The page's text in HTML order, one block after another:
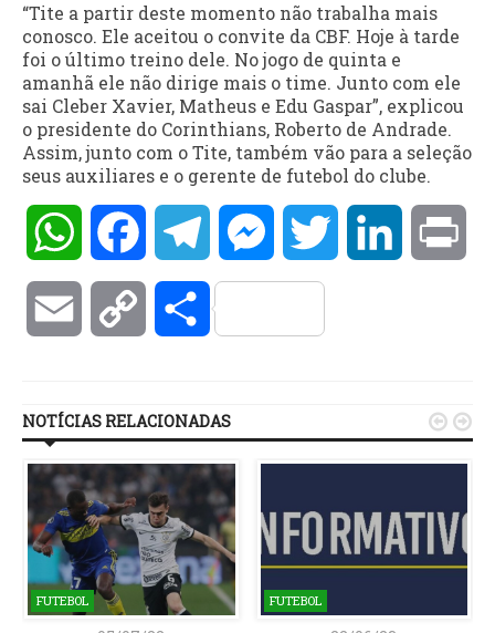
“Tite a partir deste momento não trabalha mais
conosco. Ele aceitou o convite da CBF. Hoje à tarde
foi o último treino dele. No jogo de quinta e
amanhã ele não dirige mais o time. Junto com ele
sai Cleber Xavier, Matheus e Edu Gaspar”, explicou
o presidente do Corinthians, Roberto de Andrade.
Assim, junto com o Tite, também vão para a seleção
seus auxiliares e o gerente de futebol do clube.
WhatsAppFacebookTelegramMessengerTwitter LinkedIn
Email Copy Compartilhar
NOTÍCIAS RELACIONADAS
FUTEBOL FUTEBOL
 